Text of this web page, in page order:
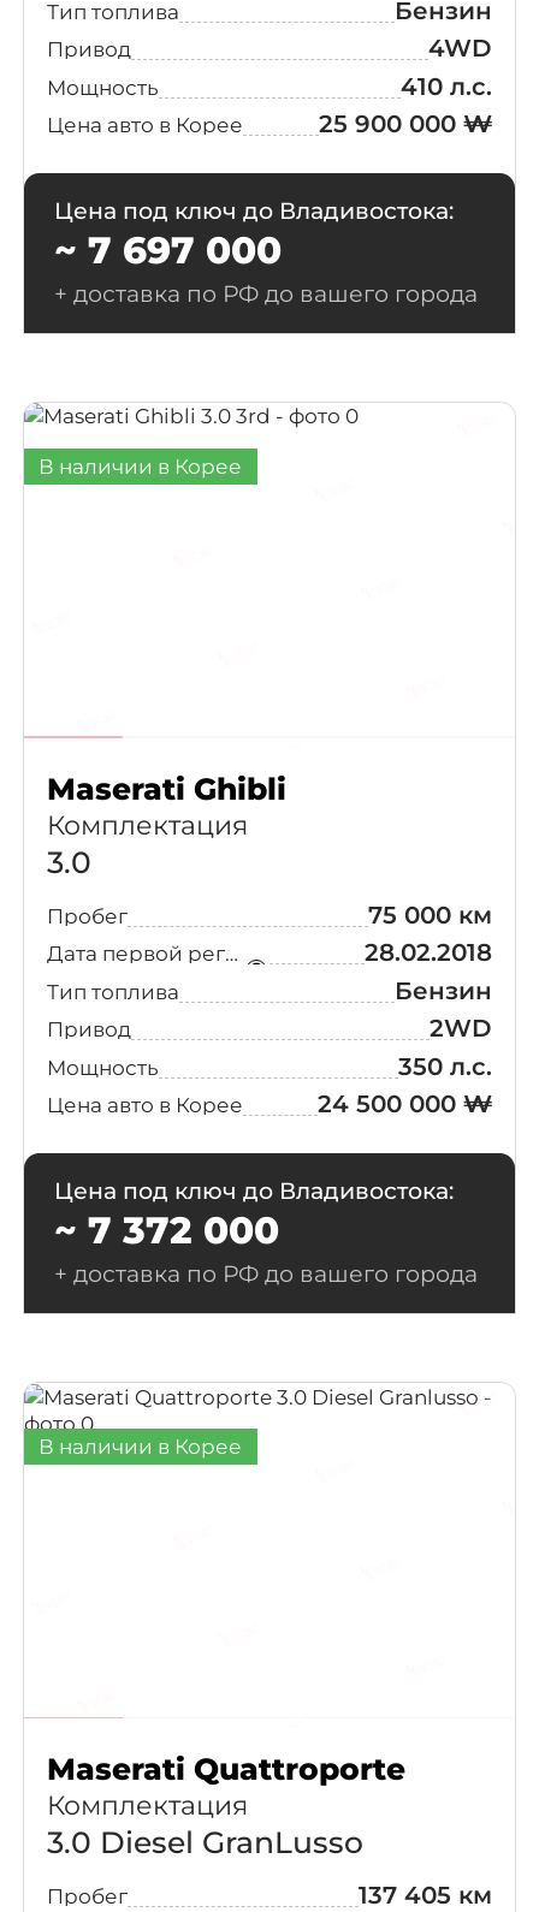
Тип топлива Бензин
Привод 4WD
Мощность 410 л.с.
Цена авто в Корее 25 900 000 ₩
Цена под ключ до Владивостока:
~ 7 697 000
+ доставка по РФ до вашего города
В наличии в Корее
Maserati Ghibli
Комплектация
3.0
Пробег 75 000 км
Дата первой регистрации 28.02.2018
Тип топлива Бензин
Привод 2WD
Мощность 350 л.с.
Цена авто в Корее 24 500 000 ₩
Цена под ключ до Владивостока:
~ 7 372 000
+ доставка по РФ до вашего города
В наличии в Корее
Maserati Quattroporte
Комплектация
3.0 Diesel GranLusso
Пробег 137 405 км